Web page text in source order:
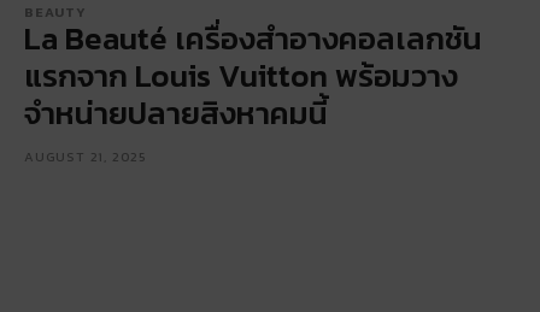
BEAUTY
La Beauté เครื่องสำอางคอลเลกชัน
แรกจาก Louis Vuitton พร้อมวาง
จำหน่ายปลายสิงหาคมนี้
AUGUST 21, 2025